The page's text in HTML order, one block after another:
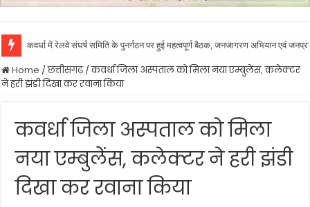
कवर्धा में रेलवे संघर्ष समिति के पुनर्गठन पर हुई महत्वपूर्ण बैठक, जनजागरण अभियान एवं
Home /छत्तीसगढ़/कवर्धा जिला अस्पताल को मिला नया एम्बुलेंस, कलेक्टर
ने हरी झंडी दिखा कर रवाना किया
कवर्धा जिला अस्पताल को मिला
नया एम्बुलेंस, कलेक्टर ने हरी झंडी
दिखा कर रवाना किया